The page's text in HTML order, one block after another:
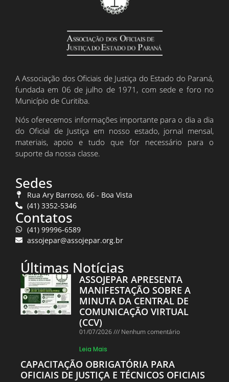
A Associação dos Oficiais de Justiça do Estado do Paraná,
fundada em 06 de julho de 1971, com sede e foro no
Município de Curitiba.
Nós oferecemos informações importante para o dia a dia
do Oficial de Justiça em nosso estado, jornal mensal,
materiais, apoio e tudo que for necessário para o
suporte da nossa classe.
Sedes
Rua Ary Barroso, 66 - Boa Vista
(41) 3352-5346
Contatos
(41) 99996-6589
assojepar@assojepar.org.br
Últimas Notícias
ASSOJEPAR APRESENTA
MANIFESTAÇÃO SOBRE A
MINUTA DA CENTRAL DE
COMUNICAÇÃO VIRTUAL
(CCV)
01/07/2026
Nenhum comentário
Leia Mais
CAPACITAÇÃO OBRIGATÓRIA PARA
OFICIAIS DE JUSTIÇA E TÉCNICOS OFICIAIS